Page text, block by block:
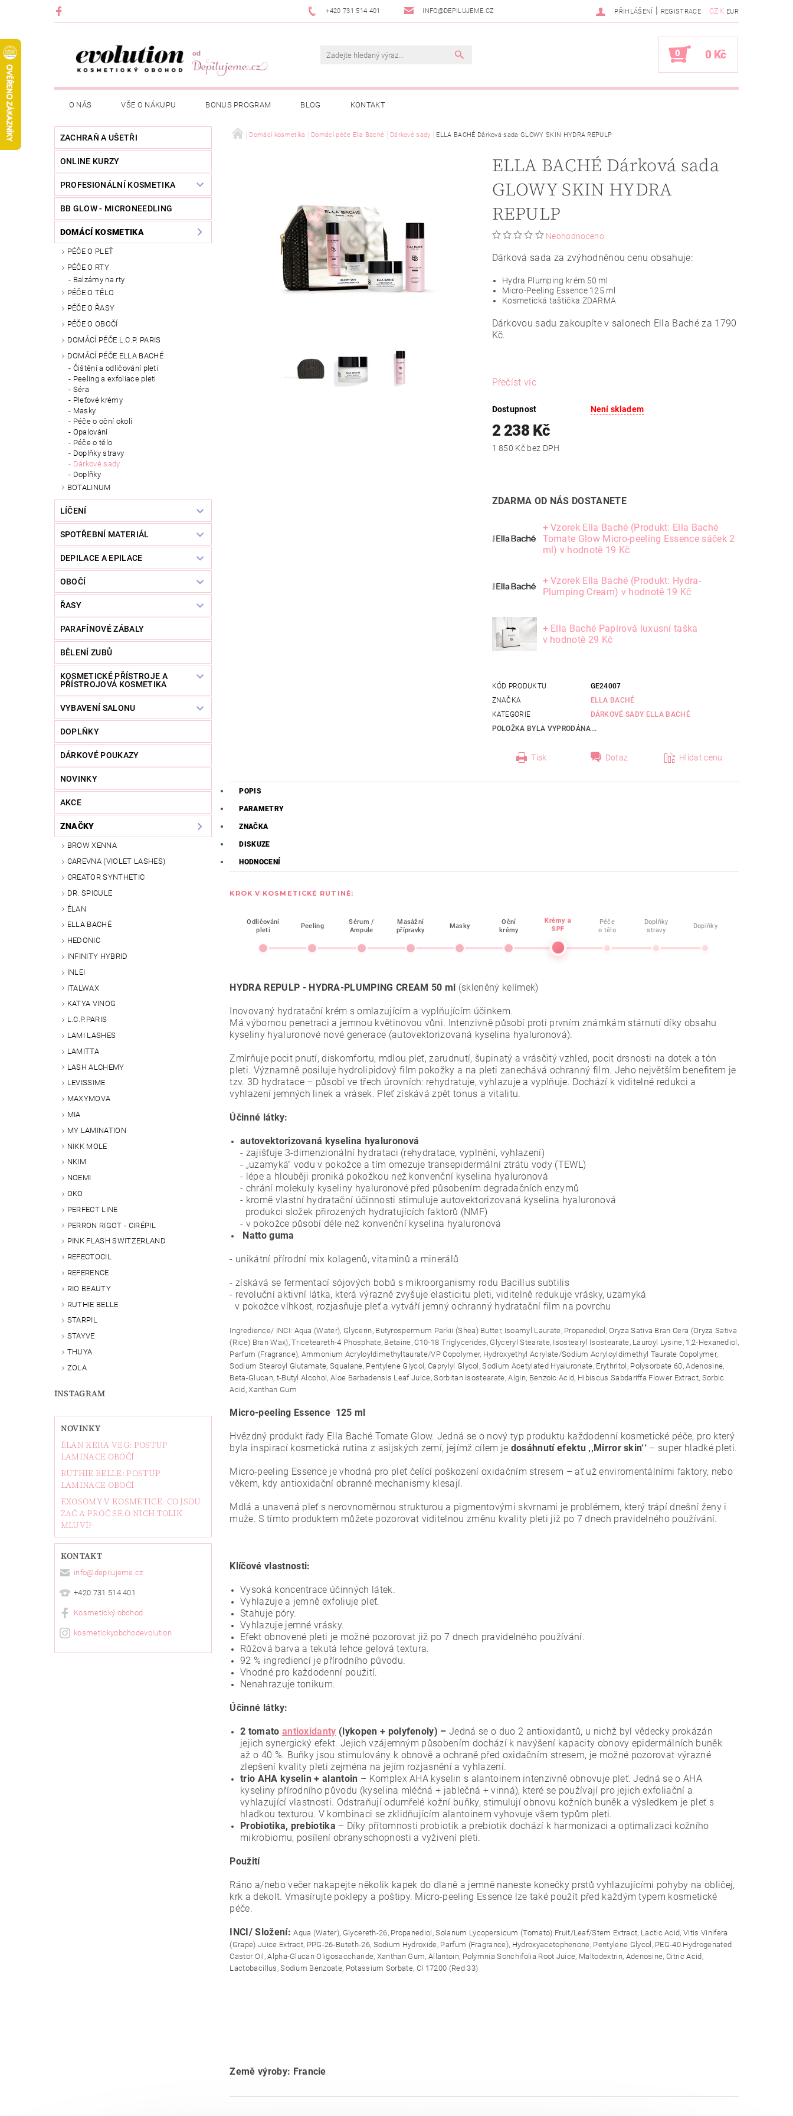
+420 731 514 401 INFO@DEPILUJEME.CZ CZK EUR
PŘIHLÁŠENÍ | REGISTRACE
0 0 Kč
O NÁS VŠE O NÁKUPU BONUS PROGRAM BLOG KONTAKT
ZACHRAŇ A UŠETŘI
ONLINE KURZY
PROFESIONÁLNÍ KOSMETIKA
BB GLOW - MICRONEEDLING
DOMÁCÍ KOSMETIKA
PÉČE O PLEŤ
PÉČE O RTY
Balzámy na rty
PÉČE O TĚLO
PÉČE O ŘASY
PÉČE O OBOČÍ
DOMÁCÍ PÉČE L.C.P. PARIS
DOMÁCÍ PÉČE ELLA BACHÉ
Čištění a odličování pleti
Peeling a exfoliace pleti
Séra
Pleťové krémy
Masky
Péče o oční okolí
Opalování
Péče o tělo
Doplňky stravy
Dárkové sady
Doplňky
BOTALINUM
LÍČENÍ
SPOTŘEBNÍ MATERIÁL
DEPILACE A EPILACE
OBOČÍ
ŘASY
PARAFÍNOVÉ ZÁBALY
BĚLENÍ ZUBŮ
KOSMETICKÉ PŘÍSTROJE A
PŘÍSTROJOVÁ KOSMETIKA
VYBAVENÍ SALONU
DOPLŇKY
DÁRKOVÉ POUKAZY
NOVINKY
AKCE
ZNAČKY
BROW XENNA
CAREVNA (VIOLET LASHES)
CREATOR SYNTHETIC
DR. SPICULE
ÉLAN
ELLA BACHÉ
HEDONIC
INFINITY HYBRID
INLEI
ITALWAX
KATYA VINOG
L.C.P.PARIS
LAMI LASHES
LAMITTA
LASH ALCHEMY
LEVISSIME
MAXYMOVA
MIA
MY LAMINATION
NIKK MOLE
NKIM
NOEMI
OKO
PERFECT LINE
PERRON RIGOT - CIRÉPIL
PINK FLASH SWITZERLAND
REFECTOCIL
REFERENCE
RIO BEAUTY
RUTHIE BELLE
STARPIL
STAYVE
THUYA
ZOLA
INSTAGRAM
NOVINKY
ÉLAN KERA VEG: POSTUP
LAMINACE OBOČÍ
RUTHIE BELLE: POSTUP
LAMINACE OBOČÍ
EXOSOMY V KOSMETICE: CO JSOU
ZAČ A PROČ SE O NICH TOLIK
MLUVÍ?
KONTAKT
info@depilujeme.cz
+420 731 514 401
Kosmetický obchod
kosmetickyobchodevolution
Domácí kosmetika Domácí péče Ella Baché Dárkové sady ELLA BACHÉ Dárková sada GLOWY SKIN HYDRA REPULP
ELLA BACHÉ Dárková sada
GLOWY SKIN HYDRA
REPULP
Neohodnoceno
Dárková sada za zvýhodněnou cenu obsahuje:
Hydra Plumping krém 50 ml
Micro-Peeling Essence 125 ml
Kosmetická taštička ZDARMA
Dárkovou sadu zakoupíte v salonech Ella Baché za 1790
Kč.
Přečíst víc
Dostupnost Není skladem
2 238 Kč
1 850 Kč bez DPH
ZDARMA OD NÁS DOSTANETE
+ Vzorek Ella Baché (Produkt: Ella Baché
Tomate Glow Micro-peeling Essence sáček 2
ml) v hodnotě 19 Kč
+ Vzorek Ella Baché (Produkt: Hydra-
Plumping Cream) v hodnotě 19 Kč
+ Ella Baché Papírová luxusní taška
v hodnotě 29 Kč
KÓD PRODUKTU
GE24007
ZNAČKA
ELLA BACHÉ
KATEGORIE
DÁRKOVÉ SADY ELLA BACHÉ
POLOŽKA BYLA VYPRODÁNA...
Tisk Dotaz Hlídat cenu
POPIS
PARAMETRY
ZNAČKA
DISKUZE
HODNOCENÍ
KROK V KOSMETICKÉ RUTINĚ:
Odličování
pleti
Peeling
Sérum /
Ampule
Masážní
přípravky
Masky
Oční
krémy
Krémy a
SPF
Péče
o tělo
Doplňky
stravy
Doplňky
HYDRA REPULP - HYDRA-PLUMPING CREAM 50 ml (skleněný kelímek)
Inovovaný hydratační krém s omlazujícím a vyplňujícím účinkem.
Má výbornou penetraci a jemnou květinovou vůni. Intenzivně působí proti prvním známkám stárnutí díky obsahu
kyseliny hyaluronové nové generace (autovektorizovaná kyselina hyaluronová).
Zmírňuje pocit pnutí, diskomfortu, mdlou pleť, zarudnutí, šupinatý a vrásčitý vzhled, pocit drsnosti na dotek a tón
pleti. Významně posiluje hydrolipidový film pokožky a na pleti zanechává ochranný film. Jeho největším benefitem je
tzv. 3D hydratace – působí ve třech úrovních: rehydratuje, vyhlazuje a vyplňuje. Dochází k viditelné redukci a
vyhlazení jemných linek a vrásek. Pleť získává zpět tonus a vitalitu.
Účinné látky:
autovektorizovaná kyselina hyaluronová
- zajišťuje 3-dimenzionální hydrataci (rehydratace, vyplnění, vyhlazení)
- „uzamyká“ vodu v pokožce a tím omezuje transepidermální ztrátu vody (TEWL)
- lépe a hlouběji proniká pokožkou než konvenční kyselina hyaluronová
- chrání molekuly kyseliny hyaluronové před působením degradačních enzymů
- kromě vlastní hydratační účinnosti stimuluje autovektorizovaná kyselina hyaluronová
produkci složek přirozených hydratujících faktorů (NMF)
- v pokožce působí déle než konvenční kyselina hyaluronová
Natto guma
- unikátní přírodní mix kolagenů, vitaminů a minerálů
- získává se fermentací sójových bobů s mikroorganismy rodu Bacillus subtilis
- revoluční aktivní látka, která výrazně zvyšuje elasticitu pleti, viditelně redukuje vrásky, uzamyká
v pokožce vlhkost, rozjasňuje pleť a vytváří jemný ochranný hydratační film na povrchu
Ingredience/ INCI: Aqua (Water), Glycerin, Butyrospermum Parkii (Shea) Butter, Isoamyl Laurate, Propanediol, Oryza Sativa Bran Cera (Oryza Sativa
(Rice) Bran Wax), Triceteareth-4 Phosphate, Betaine, C10-18 Triglycerides, Glyceryl Stearate, Isostearyl Isostearate, Lauroyl Lysine, 1,2-Hexanediol,
Parfum (Fragrance), Ammonium Acryloyldimethyltaurate/VP Copolymer, Hydroxyethyl Acrylate/Sodium Acryloyldimethyl Taurate Copolymer,
Sodium Stearoyl Glutamate, Squalane, Pentylene Glycol, Caprylyl Glycol, Sodium Acetylated Hyaluronate, Erythritol, Polysorbate 60, Adenosine,
Beta-Glucan, t-Butyl Alcohol, Aloe Barbadensis Leaf Juice, Sorbitan Isostearate, Algin, Benzoic Acid, Hibiscus Sabdariffa Flower Extract, Sorbic
Acid, Xanthan Gum
Micro-peeling Essence 125 ml
Hvězdný produkt řady Ella Baché Tomate Glow. Jedná se o nový typ produktu každodenní kosmetické péče, pro který
byla inspirací kosmetická rutina z asijských zemí, jejímž cílem je dosáhnutí efektu ‚‚Mirror skin‘‘ – super hladké pleti.
Micro-peeling Essence je vhodná pro pleť čelící poškození oxidačním stresem – ať už enviromentálními faktory, nebo
věkem, kdy antioxidační obranné mechanismy klesají.
Mdlá a unavená pleť s nerovnoměrnou strukturou a pigmentovými skvrnami je problémem, který trápí dnešní ženy i
muže. S tímto produktem můžete pozorovat viditelnou změnu kvality pleti již po 7 dnech pravidelného používání.
Klíčové vlastnosti:
Vysoká koncentrace účinných látek.
Vyhlazuje a jemně exfoliuje pleť.
Stahuje póry.
Vyhlazuje jemné vrásky.
Efekt obnovené pleti je možné pozorovat již po 7 dnech pravidelného používání.
Růžová barva a tekutá lehce gelová textura.
92 % ingrediencí je přírodního původu.
Vhodné pro každodenní použití.
Nenahrazuje tonikum.
Účinné látky:
2 tomato antioxidanty (lykopen + polyfenoly) – Jedná se o duo 2 antioxidantů, u nichž byl vědecky prokázán
jejich synergický efekt. Jejich vzájemným působením dochází k navýšení kapacity obnovy epidermálních buněk
až o 40 %. Buňky jsou stimulovány k obnově a ochraně před oxidačním stresem, je možné pozorovat výrazné
zlepšení kvality pleti zejména na jejím rozjasnění a vyhlazení.
trio AHA kyselin + alantoin – Komplex AHA kyselin s alantoinem intenzivně obnovuje pleť. Jedná se o AHA
kyseliny přírodního původu (kyselina mléčná + jablečná + vinná), které se používají pro jejich exfoliační a
vyhlazující vlastnosti. Odstraňují odumřelé kožní buňky, stimulují obnovu kožních buněk a výsledkem je pleť s
hladkou texturou. V kombinaci se zklidňujícím alantoinem vyhovuje všem typům pleti.
Probiotika, prebiotika – Díky přítomnosti probiotik a prebiotik dochází k harmonizaci a optimalizaci kožního
mikrobiomu, posílení obranyschopnosti a vyživení pleti.
Použití
Ráno a/nebo večer nakapejte několik kapek do dlaně a jemně naneste konečky prstů vyhlazujícími pohyby na obličej,
krk a dekolt. Vmasírujte poklepy a poštipy. Micro-peeling Essence lze také použít před každým typem kosmetické
péče.
INCI/ Složení:Aqua (Water), Glycereth-26, Propanediol, Solanum Lycopersicum (Tomato) Fruit/Leaf/Stem Extract, Lactic Acid, Vitis Vinifera
(Grape) Juice Extract, PPG-26-Buteth-26, Sodium Hydroxide, Parfum (Fragrance), Hydroxyacetophenone, Pentylene Glycol, PEG-40 Hydrogenated
Castor Oil, Alpha-Glucan Oligosaccharide, Xanthan Gum, Allantoin, Polymnia Sonchifolia Root Juice, Maltodextrin, Adenosine, Citric Acid,
Lactobacillus, Sodium Benzoate, Potassium Sorbate, CI 17200 (Red 33)
Země výroby: Francie